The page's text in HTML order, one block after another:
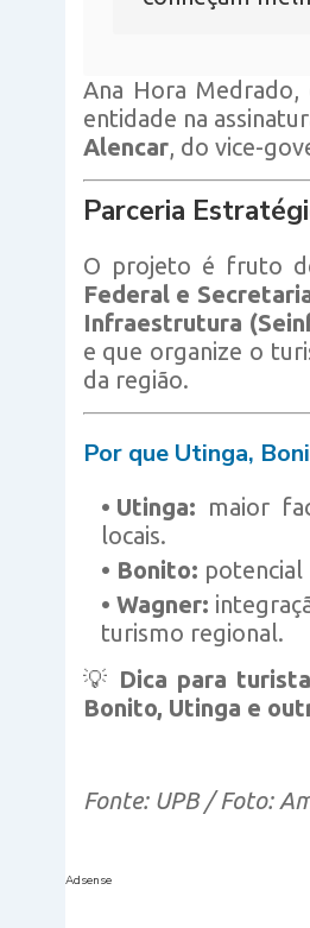
Ana Hora
entidade na
Alencar, do vice-
Parceria
O projeto é fruto
Federal e
Infraestrutura
e que organize o
da região.
Por que Utinga,
Utinga: maior
locais.
Bonito: potencial
Wagner:
turismo regional.
💡 Dica para
Bonito, Utinga e
Fonte: UPB / Foto:
Adsense